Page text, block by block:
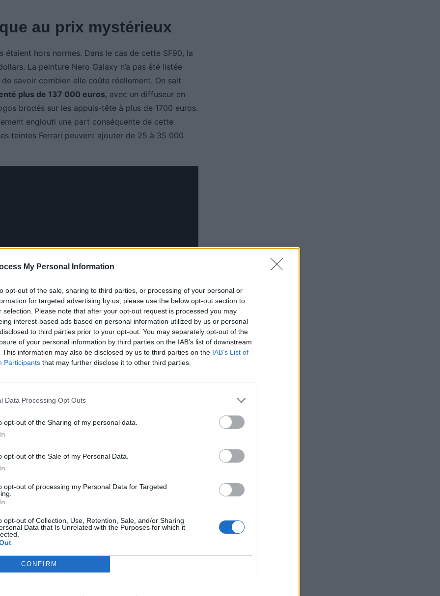
My Personal Information
opt-out of the sale, sharing to third parties, or processing of your personal or
for targeted advertising by us, please use the below opt-out section to
selection. Please note that after your opt-out request is processed you may
interest-based ads based on personal information utilized by us or personal
to third parties prior to your opt-out. You may separately opt-out of the
of your personal information by third parties on the IAB’s list of downstream
This information may also be disclosed by us to third parties on the IAB’s List of
Participants that may further disclose it to other third parties.
Data Processing Opt Outs
opt-out of the Sharing of my personal data.
opt-out of the Sale of my Personal Data.
opt-out of processing my Personal Data for Targeted
opt-out of Collection, Use, Retention, Sale, and/or Sharing
Data that Is Unrelated with the Purposes for which it
CONFIRM
au prix mystérieux
étaient hors normes. Dans le cas de cette SF90, la
La peinture Nero Galaxy n’a pas été listée
savoir combien elle coûte réellement. On sait
plus de 137 000 euros, avec un diffuseur en
brodés sur les appuis-tête à plus de 1700 euros.
englouti une part conséquente de cette
teintes Ferrari peuvent ajouter de 25 à 35 000
l’achat d’une voiture compacte neuve
logique n’est pas la même
vous le permettre » , explique ainsi un habitué des
près du phare conducteur a été signalé sur
aussi chère soit-elle, n’échappe à la réalité de la